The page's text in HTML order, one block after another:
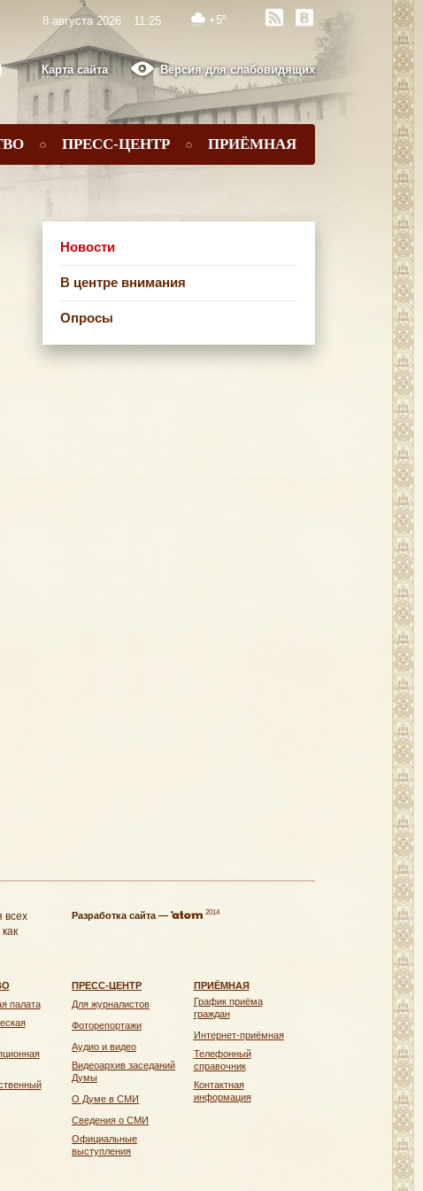
Карта сайта Версия для слабовидящих
8 августа 2026 11:25 +5º
ПРЕСС-ЦЕНТР ПРИЁМНАЯ
Новости
В центре внимания
Опросы
всех
Разработка сайта — 2014
палата
ПРЕСС-ЦЕНТР
Для журналистов
Фоторепортажи
Аудио и видео
Видеоархив заседаний
Думы
О Думе в СМИ
Сведения о СМИ
Официальные
выступления
ПРИЁМНАЯ
График приёма
граждан
Интернет-приёмная
Телефонный
справочник
Контактная
информация